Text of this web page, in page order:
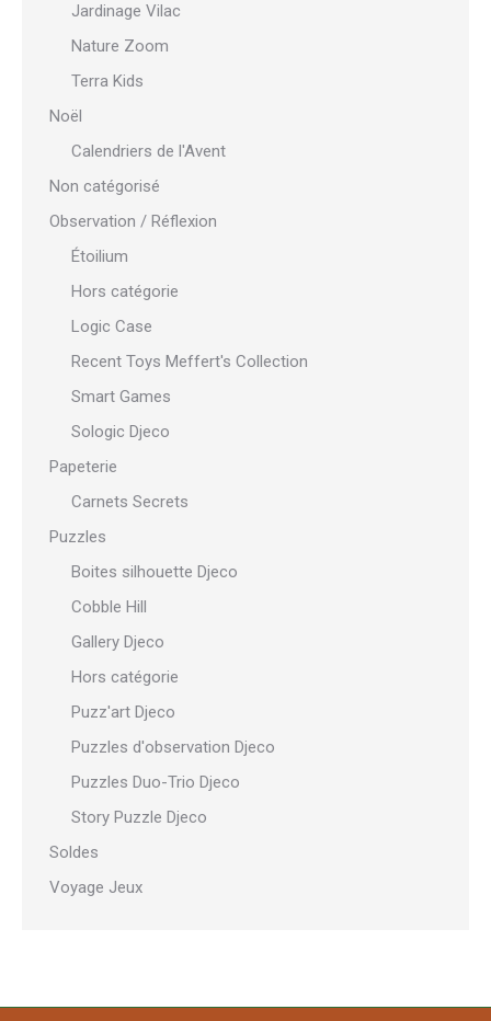
Jardinage Vilac
Nature Zoom
Terra Kids
Noël
Calendriers de l'Avent
Non catégorisé
Observation / Réflexion
Étoilium
Hors catégorie
Logic Case
Recent Toys Meffert's Collection
Smart Games
Sologic Djeco
Papeterie
Carnets Secrets
Puzzles
Boites silhouette Djeco
Cobble Hill
Gallery Djeco
Hors catégorie
Puzz'art Djeco
Puzzles d'observation Djeco
Puzzles Duo-Trio Djeco
Story Puzzle Djeco
Soldes
Voyage Jeux